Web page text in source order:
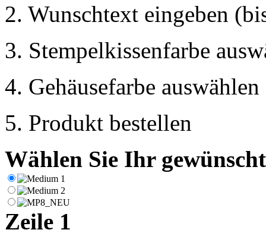
2. Wunschtext eingeben
3. Stempelkissenfarbe
4. Gehäusefarbe auswählen
5. Produkt bestellen
Wählen Sie Ihr
Zeile 1